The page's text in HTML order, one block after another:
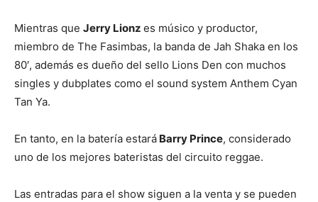
Mientras que Jerry Lionz es músico y productor,
miembro de The Fasimbas, la banda de Jah Shaka en los
80′, además es dueño del sello Lions Den con muchos
singles y dubplates como el sound system Anthem Cyan
Tan Ya.
En tanto, en la batería estará Barry Prince, considerado
uno de los mejores bateristas del circuito reggae.
Las entradas para el show siguen a la venta y se pueden